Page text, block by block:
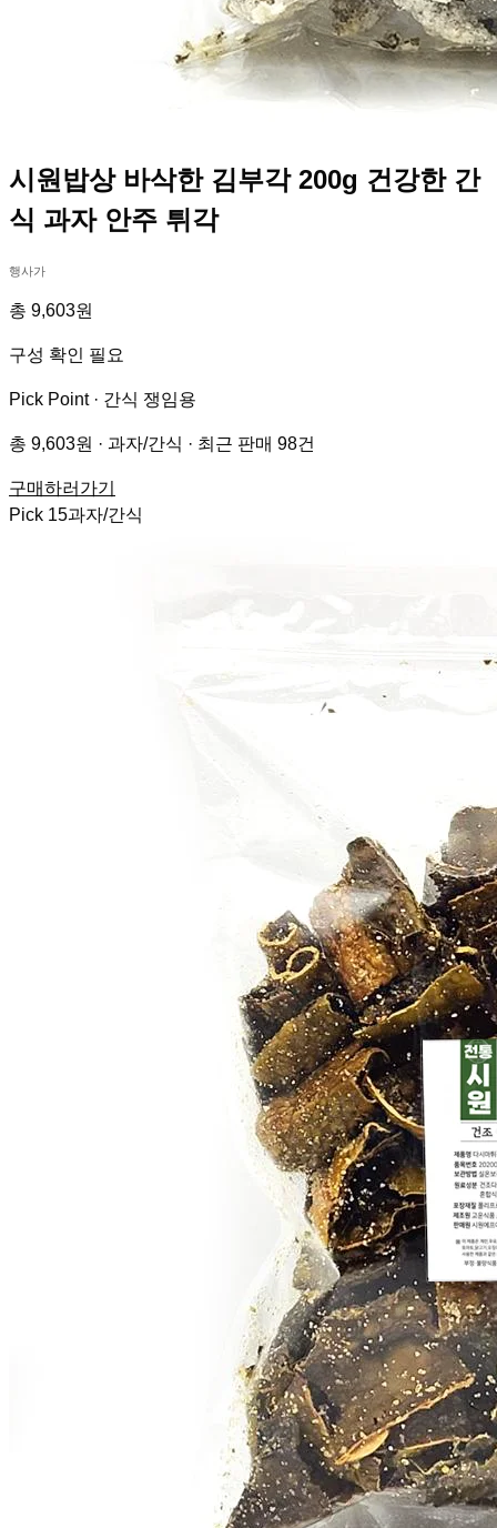
시원밥상 바삭한 김부각 200g 건강한 간
식 과자 안주 튀각
행사가
총 9,603원
구성 확인 필요
Pick Point · 간식 쟁임용
총 9,603원 · 과자/간식 · 최근 판매 98건
구매하러가기
Pick 15과자/간식